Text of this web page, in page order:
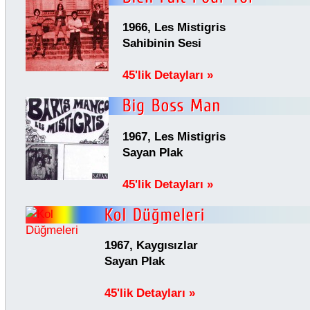
1966, Les Mistigris
Sahibinin Sesi
45'lik Detayları »
1967, Les Mistigris
Sayan Plak
45'lik Detayları »
1967, Kaygısızlar
Sayan Plak
45'lik Detayları »